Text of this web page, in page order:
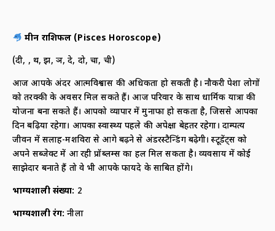
मीन राशिफल (Pisces Horoscope)
(दी, दू, थ, झ, ञ, दे, दो, चा, ची)
आज आपके अंदर आत्मविश्वास की अधिकता हो सकती है। नौकरी पेशा लोगों
को तरक्की के अवसर मिल सकते हैं। आज परिवार के साथ धार्मिक यात्रा की
योजना बना सकते हैं। आपको व्यापार में मुनाफा हो सकता है, जिससे आपका
दिन बढ़िया रहेगा। आपका स्वास्थ्य पहले की अपेक्षा बेहतर रहेगा। दाम्पत्य
जीवन में सलाह-मशविरा से आगे बढ़ने से अंडरस्टैन्डिंग बढ़ेगी। स्टूडेंट्स को
अपने सब्जेक्ट में आ रही प्रॉब्लम्स का हल मिल सकता है। व्यवसाय में कोई
साझेदार बनाते हैं तो वे भी आपके फायदे के साबित होंगे।
भाग्यशाली संख्या: 2
भाग्यशाली रंग: नीला